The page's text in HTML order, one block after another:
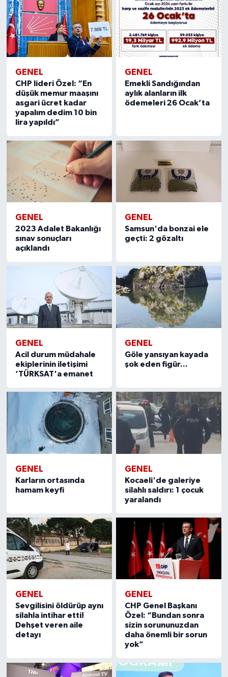
GENEL
CHP lideri Özel: “En
düşük memur maaşını
asgari ücret kadar
yapalım dedim 10 bin
lira yapıldı”
GENEL
Emekli Sandığından
aylık alanların ilk
ödemeleri 26 Ocak’ta
GENEL
2023 Adalet Bakanlığı
sınav sonuçları
açıklandı
GENEL
Samsun'da bonzai ele
geçti: 2 gözaltı
GENEL
Acil durum müdahale
ekiplerinin iletişimi
‘TÜRKSAT'a emanet
GENEL
Göle yansıyan kayada
şok eden figür...
GENEL
Karların ortasında
hamam keyfi
GENEL
Kocaeli'de galeriye
silahlı saldırı: 1 çocuk
yaralandı
GENEL
Sevgilisini öldürüp aynı
silahla intihar etti!
Dehşet veren aile
detayı
GENEL
CHP Genel Başkanı
Özel: “Bundan sonra
sizin sorununuzdan
daha önemli bir sorun
yok”